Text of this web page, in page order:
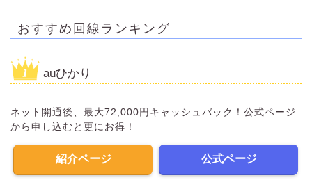
おすすめ回線ランキング
auひかり
ネット開通後、最大72,000円キャッシュバック！公式ページ
から申し込むと更にお得！
紹介ページ 公式ページ